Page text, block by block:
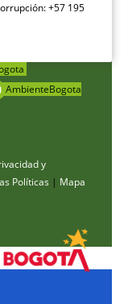
+57 195
AmbienteBogota
y
Políticas | Mapa